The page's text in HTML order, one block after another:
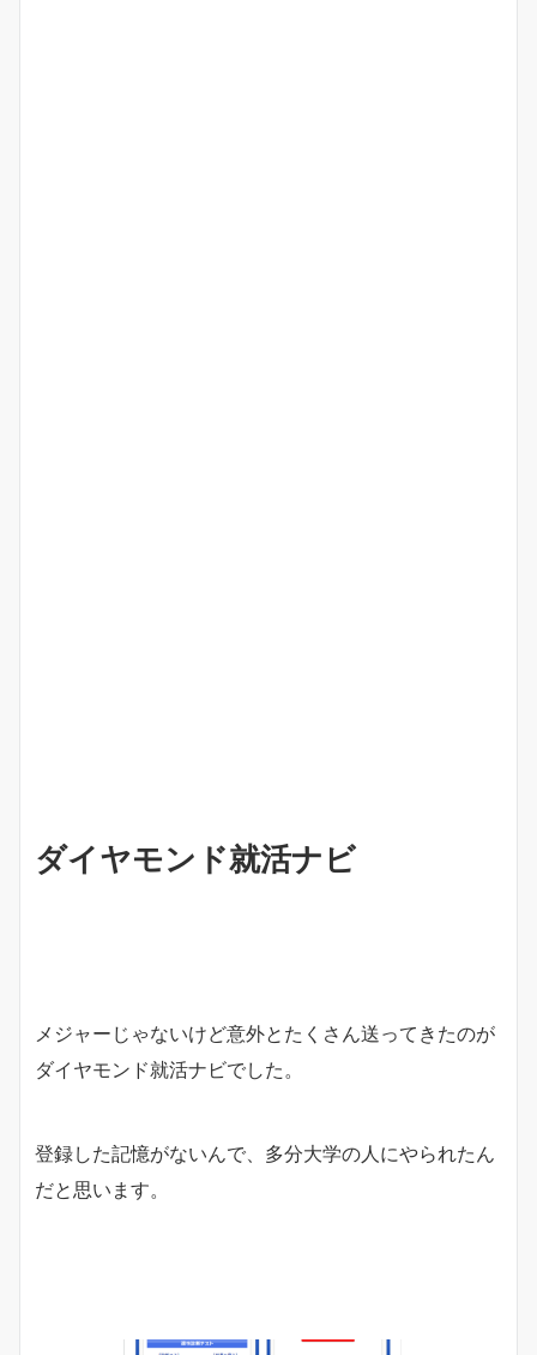
ダイヤモンド就活ナビ
メジャーじゃないけど意外とたくさん送ってきたのが
ダイヤモンド就活ナビでした。
登録した記憶がないんで、多分大学の人にやられたん
だと思います。